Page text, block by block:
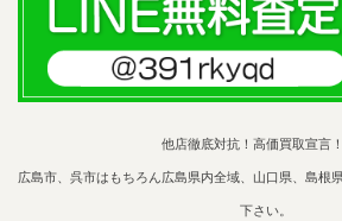
他店徹底対抗！高価買取宣言
広島市、呉市はもちろん広島県内全域、山口県、島根
下さい。